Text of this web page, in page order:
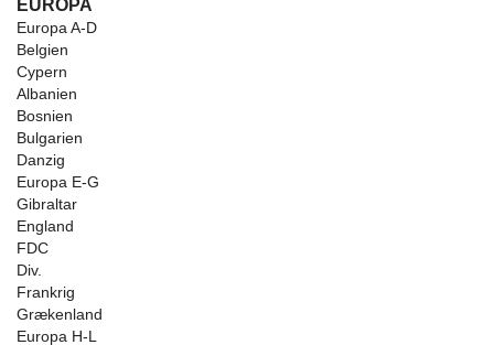
EUROPA
Europa A-D
Belgien
Cypern
Albanien
Bosnien
Bulgarien
Danzig
Europa E-G
Gibraltar
England
FDC
Div.
Frankrig
Grækenland
Europa H-L